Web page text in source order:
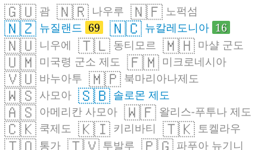
🇬🇺 괌 🇳🇷 나우루 🇳🇫 노퍽섬
🇳🇿 뉴질랜드 69 🇳🇨 뉴칼레도니아 16
🇳🇺 니우에 🇹🇱 동티모르 🇲🇭 마샬 군도
🇺🇲 미국령 군소 제도 🇫🇲 미크로네시아
🇻🇺 바누아투 🇲🇵 북마리아나제도
🇼🇸 사모아 🇸🇧 솔로몬 제도
🇦🇸 아메리칸 사모아 🇼🇫 왈리스-푸투나 제도
🇨🇰 쿡제도 🇰🇮 키리바티 🇹🇰 토켈라우
통가 투발루 파푸아 뉴기니